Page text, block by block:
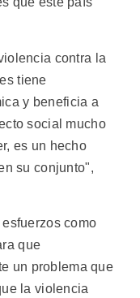
contra la
tiene
y beneficia a
social mucho
es un hecho
su conjunto",
como
que
un problema que
la violencia